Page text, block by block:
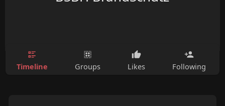
Timeline Groups Likes Following